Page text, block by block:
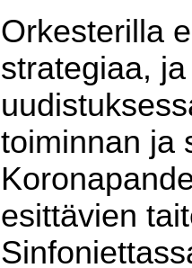
Orkesterilla
strategiaa,
toiminnan ja
esittävien